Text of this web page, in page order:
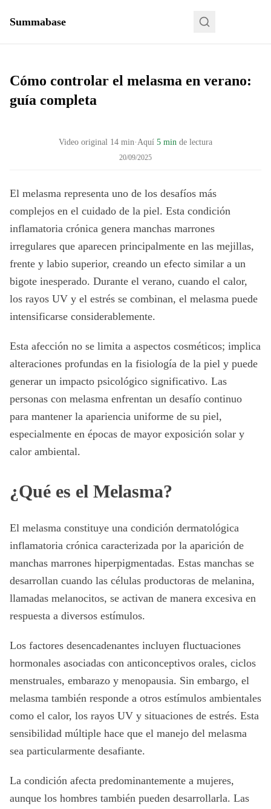
Summabase
Cómo controlar el melasma en verano:
guía completa
Video original 14 min·Aquí 5 min de lectura
20/09/2025
El melasma representa uno de los desafíos más
complejos en el cuidado de la piel. Esta condición
inflamatoria crónica genera manchas marrones
irregulares que aparecen principalmente en las mejillas,
frente y labio superior, creando un efecto similar a un
bigote inesperado. Durante el verano, cuando el calor,
los rayos UV y el estrés se combinan, el melasma puede
intensificarse considerablemente.
Esta afección no se limita a aspectos cosméticos; implica
alteraciones profundas en la fisiología de la piel y puede
generar un impacto psicológico significativo. Las
personas con melasma enfrentan un desafío continuo
para mantener la apariencia uniforme de su piel,
especialmente en épocas de mayor exposición solar y
calor ambiental.
¿Qué es el Melasma?
El melasma constituye una condición dermatológica
inflamatoria crónica caracterizada por la aparición de
manchas marrones hiperpigmentadas. Estas manchas se
desarrollan cuando las células productoras de melanina,
llamadas melanocitos, se activan de manera excesiva en
respuesta a diversos estímulos.
Los factores desencadenantes incluyen fluctuaciones
hormonales asociadas con anticonceptivos orales, ciclos
menstruales, embarazo y menopausia. Sin embargo, el
melasma también responde a otros estímulos ambientales
como el calor, los rayos UV y situaciones de estrés. Esta
sensibilidad múltiple hace que el manejo del melasma
sea particularmente desafiante.
La condición afecta predominantemente a mujeres,
aunque los hombres también pueden desarrollarla. Las